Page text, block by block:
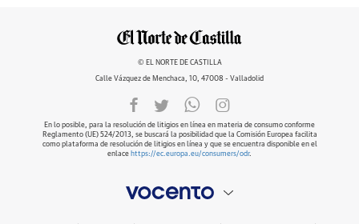
© EL NORTE DE CASTILLA
Calle Vázquez de Menchaca, 10, 47008 - Valladolid
En lo posible, para la resolución de litigios en línea en materia de consumo conforme
Reglamento (UE) 524/2013, se buscará la posibilidad que la Comisión Europea facilita
como plataforma de resolución de litigios en línea y que se encuentra disponible en el
enlace https://ec.europa.eu/consumers/odr.